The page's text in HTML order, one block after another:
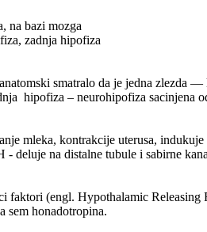
na bazi mozga
zadnja hipofiza
smatralo da je jedna
hipofiza – neurohipofiza sacinjena
mleka, kontrakcije uterusa, indukuje
deluje na distalne tubule i sabirne
faktori (engl. Hypothalamic
sem honadotropina.